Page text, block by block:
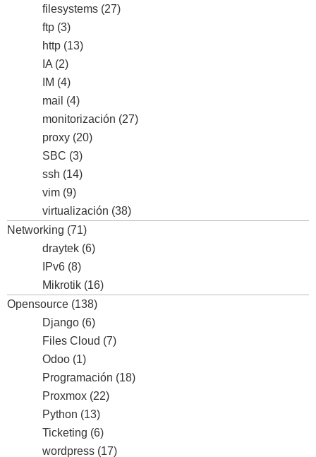
filesystems (27)
ftp (3)
http (13)
IA (2)
IM (4)
mail (4)
monitorización (27)
proxy (20)
SBC (3)
ssh (14)
vim (9)
virtualización (38)
Networking (71)
draytek (6)
IPv6 (8)
Mikrotik (16)
Opensource (138)
Django (6)
Files Cloud (7)
Odoo (1)
Programación (18)
Proxmox (22)
Python (13)
Ticketing (6)
wordpress (17)